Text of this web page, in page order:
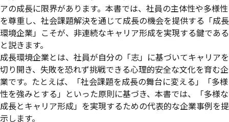
アの成長に限界があります。本書では、社員の主体性や多様性
を尊重し、社会課題解決を通じて成長の機会を提供する「成長
環境企業」こそが、非連続なキャリア形成を実現する鍵である
と説きます。
成長環境企業とは、社員が自分の「志」に基づいてキャリアを
切り開き、失敗を恐れず挑戦できる心理的安全な文化を育む企
業です。たとえば、「社会課題を成長の舞台に変える」「多様
性を強みとする」といった原則に基づき、本書では、「多様な
成長とキャリア形成」を実現するための代表的な企業事例を提
示します。